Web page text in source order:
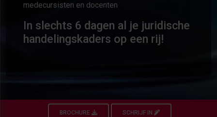
medecursisten en docenten
In slechts 6 dagen al je juridische
handelingskaders op een rij!
BROCHURE SCHRIJF IN